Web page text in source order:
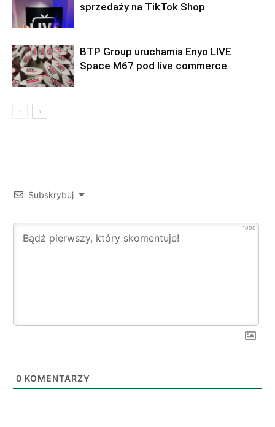
sprzedaży na TikTok Shop
BTP Group uruchamia Enyo LIVE
Space M67 pod live commerce
Subskrybuj
1000
0 KOMENTARZY